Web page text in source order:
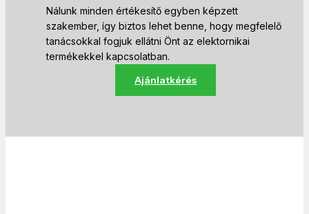
Nálunk minden értékesítő egyben képzett
szakember, így biztos lehet benne, hogy megfelelő
tanácsokkal fogjuk ellátni Önt az elektornikai
termékekkel kapcsolatban.
Ajánlatkérés